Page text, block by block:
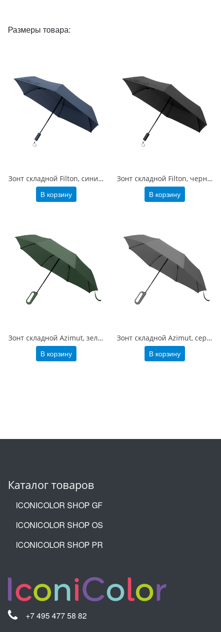
Размеры товара:
Зонт складной Filton, синий (с функцией Safety System)
В корзину
Зонт складной Filton, черный (с функцией Safety System)
В корзину
Зонт складной Azimut, зеленый
В корзину
Зонт складной Azimut, серый
В корзину
Каталог товаров
ICONICOLOR SHOP GF
ICONICOLOR SHOP OS
ICONICOLOR SHOP PR
+7 495 477 58 82